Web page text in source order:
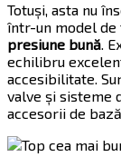
Totuși, asta nu
într-un model de
presiune bună.
echilibru
accesibilitate.
valve și sisteme
accesorii de